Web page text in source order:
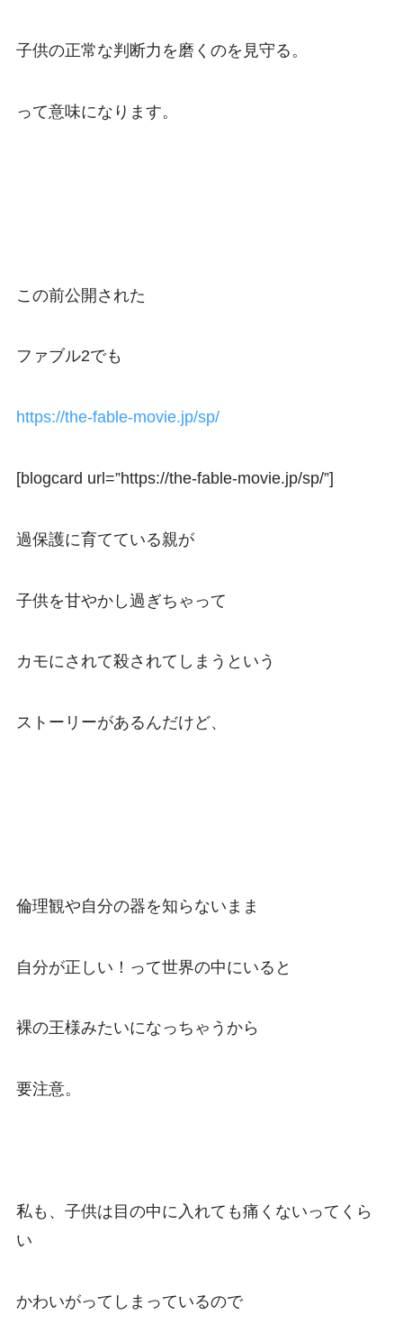
子供の正常な判断力を磨くのを見守る。
って意味になります。
この前公開された
ファブル2でも
https://the-fable-movie.jp/sp/
[blogcard url=”https://the-fable-movie.jp/sp/”]
過保護に育てている親が
子供を甘やかし過ぎちゃって
カモにされて殺されてしまうという
ストーリーがあるんだけど、
倫理観や自分の器を知らないまま
自分が正しい！って世界の中にいると
裸の王様みたいになっちゃうから
要注意。
私も、子供は目の中に入れても痛くないってくら
い
かわいがってしまっているので